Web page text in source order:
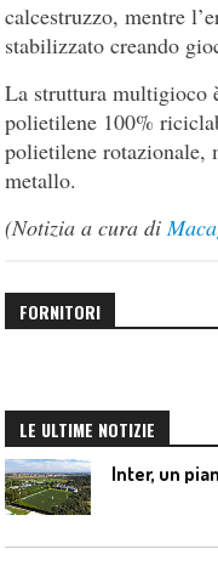
calcestruzzo, mentre
stabilizzato creando
La struttura multigioco
polietilene 100%
polietilene rotazionale,
metallo.
(Notizia a cura di
FORNITORI
LE ULTIME NOTIZIE